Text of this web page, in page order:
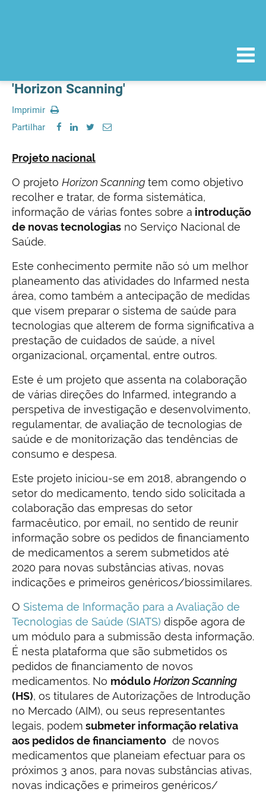
'Horizon Scanning'
Imprimir
Partilhar
Projeto nacional
O projeto Horizon Scanning tem como objetivo
recolher e tratar, de forma sistemática,
informação de várias fontes sobre a introdução
de novas tecnologias no Serviço Nacional de
Saúde.
Este conhecimento permite não só um melhor
planeamento das atividades do Infarmed nesta
área, como também a antecipação de medidas
que visem preparar o sistema de saúde para
tecnologias que alterem de forma significativa a
prestação de cuidados de saúde, a nível
organizacional, orçamental, entre outros.
Este é um projeto que assenta na colaboração
de várias direções do Infarmed, integrando a
perspetiva de investigação e desenvolvimento,
regulamentar, de avaliação de tecnologias de
saúde e de monitorização das tendências de
consumo e despesa.
Este projeto iniciou-se em 2018, abrangendo o
setor do medicamento, tendo sido solicitada a
colaboração das empresas do setor
farmacêutico, por email, no sentido de reunir
informação sobre os pedidos de financiamento
de medicamentos a serem submetidos até
2020 para novas substâncias ativas, novas
indicações e primeiros genéricos/biossimilares.
O Sistema de Informação para a Avaliação de
Tecnologias de Saúde (SIATS) dispõe agora de
um módulo para a submissão desta informação.
É nesta plataforma que são submetidos os
pedidos de financiamento de novos
medicamentos. No móduloHorizon Scanning
(HS), os titulares de Autorizações de Introdução
no Mercado (AIM), ou seus representantes
legais, podem submeter informação relativa
aos pedidos de financiamento de novos
medicamentos que planeiam efectuar para os
próximos 3 anos, para novas substâncias ativas,
novas indicações e primeiros genéricos/